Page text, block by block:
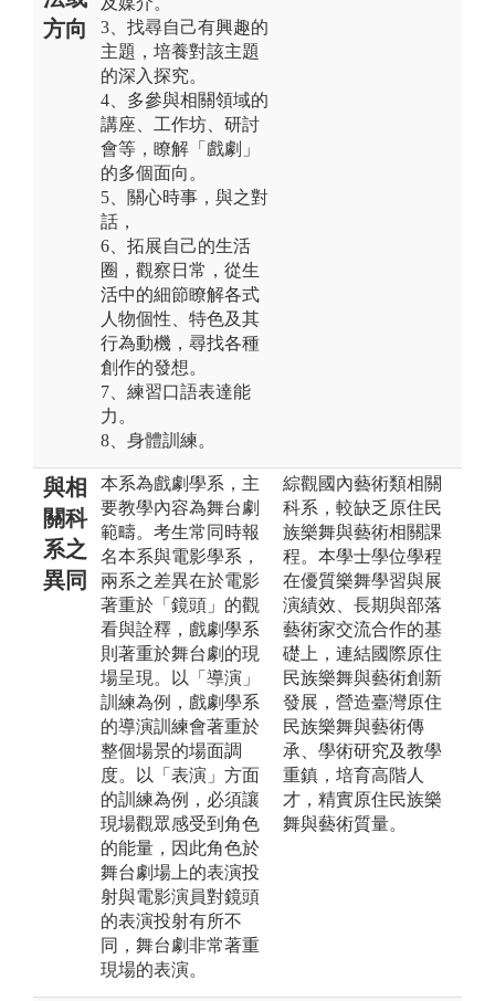
方向
3、找尋自己有興趣的
主題，培養對該主題
的深入探究。
4、多參與相關領域的
講座、工作坊、研討
會等，瞭解「戲劇」
的多個面向。
5、關心時事，與之對
話，
6、拓展自己的生活
圈，觀察日常，從生
活中的細節瞭解各式
人物個性、特色及其
行為動機，尋找各種
創作的發想。
7、練習口語表達能
力。
8、身體訓練。
與相
關科
系之
異同
本系為戲劇學系，主
要教學內容為舞台劇
範疇。考生常同時報
名本系與電影學系，
兩系之差異在於電影
著重於「鏡頭」的觀
看與詮釋，戲劇學系
則著重於舞台劇的現
場呈現。以「導演」
訓練為例，戲劇學系
的導演訓練會著重於
整個場景的場面調
度。以「表演」方面
的訓練為例，必須讓
現場觀眾感受到角色
的能量，因此角色於
舞台劇場上的表演投
射與電影演員對鏡頭
的表演投射有所不
同，舞台劇非常著重
現場的表演。
綜觀國內藝術類相關
科系，較缺乏原住民
族樂舞與藝術相關課
程。本學士學位學程
在優質樂舞學習與展
演績效、長期與部落
藝術家交流合作的基
礎上，連結國際原住
民族樂舞與藝術創新
發展，營造臺灣原住
民族樂舞與藝術傳
承、學術研究及教學
重鎮，培育高階人
才，精實原住民族樂
舞與藝術質量。